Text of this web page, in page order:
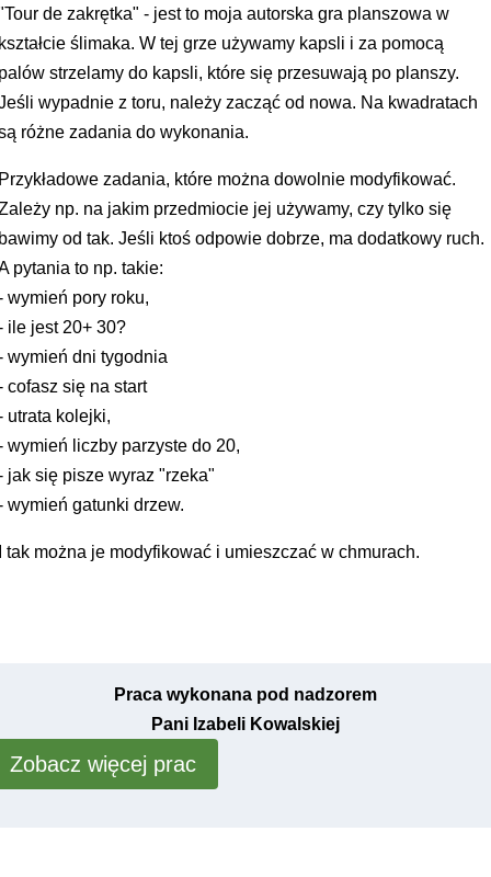
de zakrętka" - jest to moja autorska gra planszowa w
ślimaka. W tej grze używamy kapsli i za pomocą
strzelamy do kapsli, które się przesuwają po planszy.
wypadnie z toru, należy zacząć od nowa. Na kwadratach
różne zadania do wykonania.
zadania, które można dowolnie modyfikować.
np. na jakim przedmiocie jej używamy, czy tylko się
od tak. Jeśli ktoś odpowie dobrze, ma dodatkowy ruch.
pytania to np. takie:
wymień pory roku,
ile jest 20+ 30?
wymień dni tygodnia
cofasz się na start
utrata kolejki,
wymień liczby parzyste do 20,
jak się pisze wyraz "rzeka"
wymień gatunki drzew.
tak można je modyfikować i umieszczać w chmurach.
Praca wykonana pod nadzorem
Pani Izabeli Kowalskiej
Zobacz więcej prac